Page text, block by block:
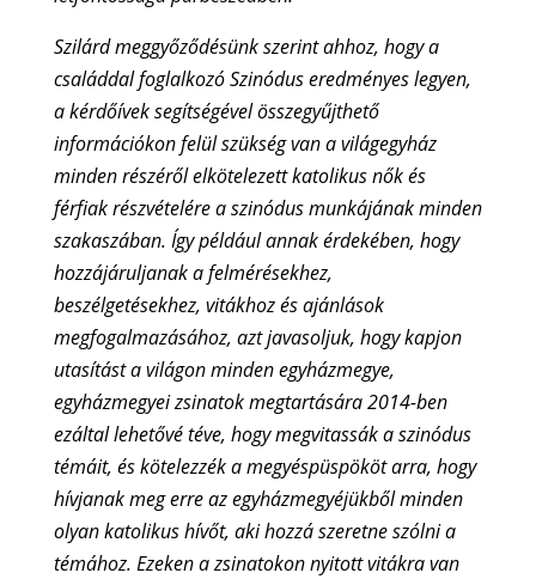
Szilárd meggyőződésünk szerint ahhoz, hogy a
családdal foglalkozó Szinódus eredményes legyen,
a kérdőívek segítségével összegyűjthető
információkon felül szükség van a világegyház
minden részéről elkötelezett katolikus nők és
férfiak részvételére a szinódus munkájának minden
szakaszában. Így például annak érdekében, hogy
hozzájáruljanak a felmérésekhez,
beszélgetésekhez, vitákhoz és ajánlások
megfogalmazásához, azt javasoljuk, hogy kapjon
utasítást a világon minden egyházmegye,
egyházmegyei zsinatok megtartására 2014-ben
ezáltal lehetővé téve, hogy megvitassák a szinódus
témáit, és kötelezzék a megyéspüspököt arra, hogy
hívjanak meg erre az egyházmegyéjükből minden
olyan katolikus hívőt, aki hozzá szeretne szólni a
témához. Ezeken a zsinatokon nyitott vitákra van